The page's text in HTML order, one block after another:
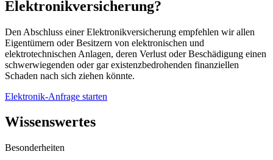
Elektronikversicherung?
Den Abschluss einer Elektronikversicherung empfehlen wir allen
Eigentümern oder Besitzern von elektronischen und
elektrotechnischen Anlagen, deren Verlust oder Beschädigung einen
schwerwiegenden oder gar existenzbedrohenden finanziellen
Schaden nach sich ziehen könnte.
Elektronik-Anfrage starten
Wissenswertes
Besonderheiten